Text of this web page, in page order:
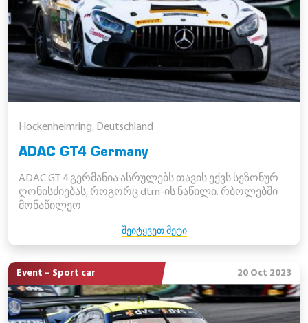
Hockenheimring, Deutschland
ADAC GT4 Germany
ADAC GT 4 გერმანია ასრულებს თავის ექვს სეზონურ
ღონისძიებას, როგორც dtm-ის ნაწილი. რბოლებში
მონაწილეო
ᲨᲔᲘᲢᲧᲕᲔᲗ ᲛᲔᲢᲘ
Event – Sport car 20 Oct 2023